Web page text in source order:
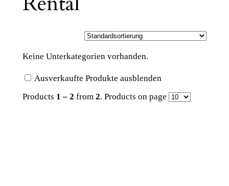
Keine Unterkategorien vorhanden.
Ausverkaufte Produkte ausblenden
Products 1 – 2 from 2. Products on page